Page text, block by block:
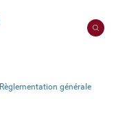
Règlementation générale